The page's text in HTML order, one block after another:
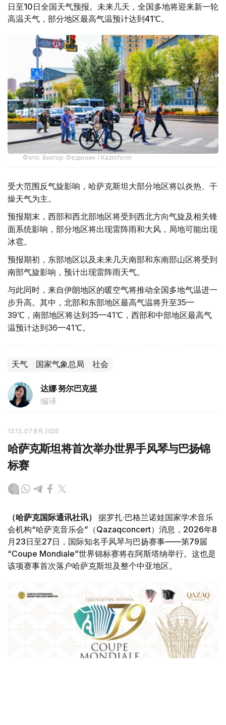
日至10日全国天气预报。未来几天，全国多地将迎来新一轮
高温天气，部分地区最高气温预计达到41℃。
Фото: Виктор Федюнин / Kazinform
受大范围反气旋影响，哈萨克斯坦大部分地区将以炎热、干
燥天气为主。
预报期末，西部和西北部地区将受到西北方向气旋及相关锋
面系统影响，部分地区将出现雷阵雨和大风，局地可能出现
冰雹。
预报期初，东部地区以及未来几天南部和东南部山区将受到
南部气旋影响，预计出现雷阵雨天气。
与此同时，来自伊朗地区的暖空气将推动全国多地气温进一
步升高。其中，北部和东部地区最高气温将升至35—
39℃，南部地区将达到35—41℃，西部和中部地区最高气
温预计达到36—41℃。
天气 国家气象总局 社会
达娜 努尔巴克提
编译
13:13, 07 8月 2026
哈萨克斯坦将首次举办世界手风琴与巴扬锦
标赛
（哈萨克国际通讯社讯）
据罗扎·巴格兰诺娃国家学术音乐
会机构“哈萨克音乐会”（Qazaqconcert）消息，2026年8
月23日至27日，国际知名手风琴与巴扬赛事——第79届
“Coupe Mondiale”世界锦标赛将在阿斯塔纳举行。这也是
该项赛事首次落户哈萨克斯坦及整个中亚地区。